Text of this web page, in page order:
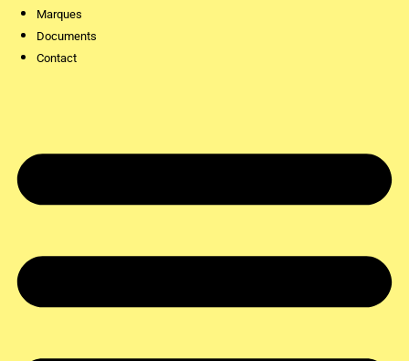
Marques
Documents
Contact